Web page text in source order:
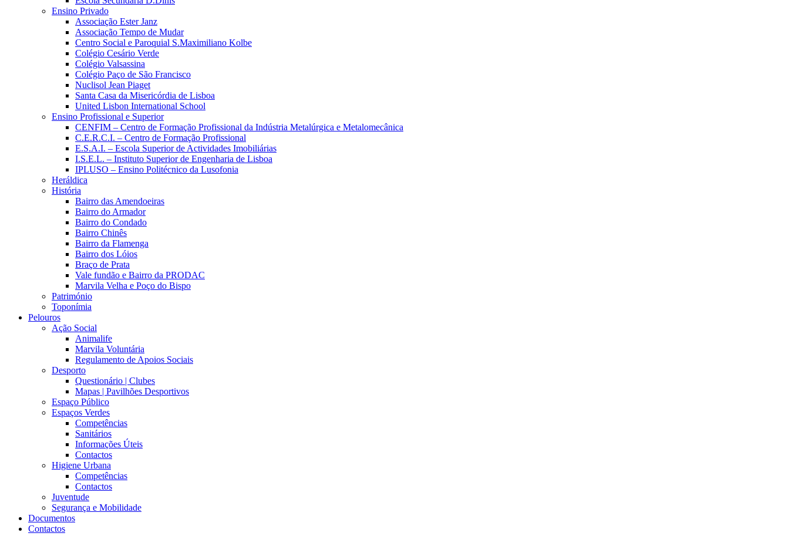
Ensino Privado
Associação Ester Janz
Associação Tempo de Mudar
Centro Social e Paroquial S.Maximiliano Kolbe
Colégio Cesário Verde
Colégio Valsassina
Colégio Paço de São Francisco
Nuclisol Jean Piaget
Santa Casa da Misericórdia de Lisboa
United Lisbon International School
Ensino Profissional e Superior
CENFIM – Centro de Formação Profissional da Indústria Metalúrgica e Metalomecânica
C.E.R.C.I. – Centro de Formação Profissional
E.S.A.I. – Escola Superior de Actividades Imobiliárias
I.S.E.L. – Instituto Superior de Engenharia de Lisboa
IPLUSO – Ensino Politécnico da Lusofonia
Heráldica
História
Bairro das Amendoeiras
Bairro do Armador
Bairro do Condado
Bairro Chinês
Bairro da Flamenga
Bairro dos Lóios
Braço de Prata
Vale fundão e Bairro da PRODAC
Marvila Velha e Poço do Bispo
Património
Toponímia
Pelouros
Ação Social
Animalife
Marvila Voluntária
Regulamento de Apoios Sociais
Desporto
Questionário | Clubes
Mapas | Pavilhões Desportivos
Espaço Público
Espaços Verdes
Competências
Sanitários
Informações Úteis
Contactos
Higiene Urbana
Competências
Contactos
Juventude
Segurança e Mobilidade
Documentos
Contactos